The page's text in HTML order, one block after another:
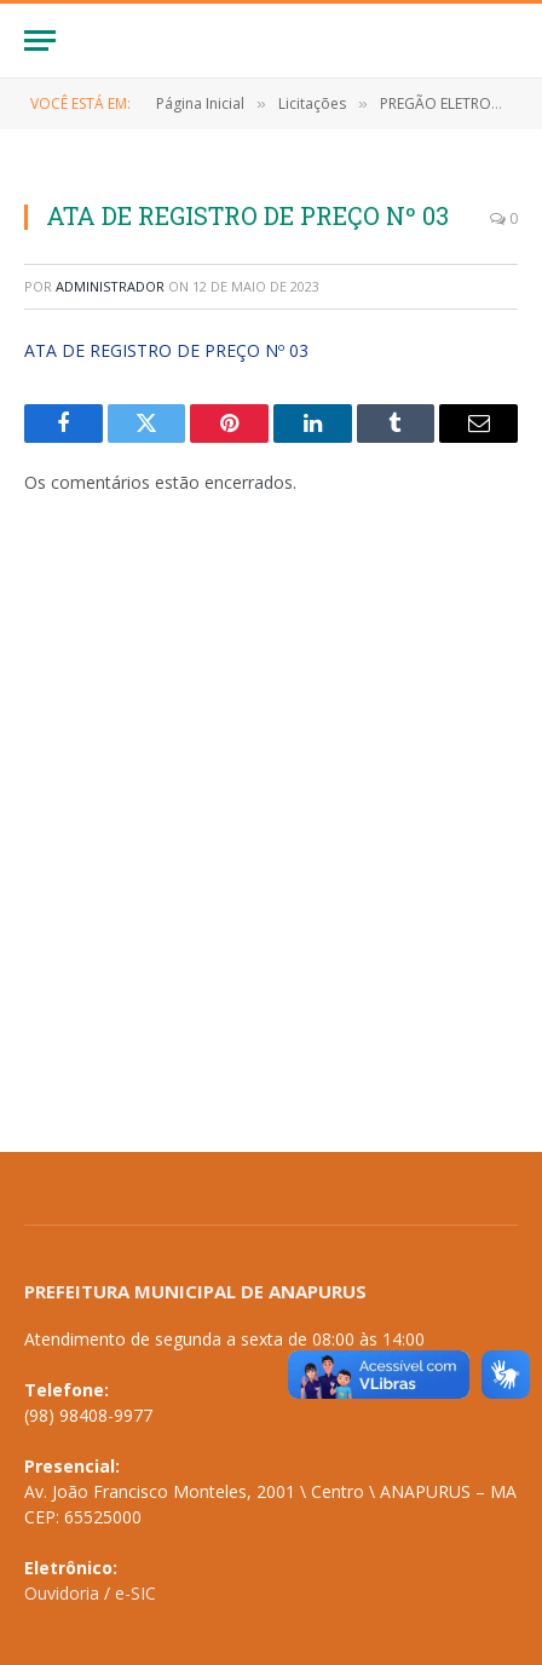
VOCÊ ESTÁ EM: Página Inicial » Licitações » PREGÃO ELETRONICO Nº 038/2022 (CONTRATAÇÃO DE EMPRESA ESPECIALIZADA PARA O FORNECIMENTO DE MATERIAIS DE LIMPEZA E HIGIENE PESSOAL PARA ATENDER AS NECESSIDADES, DA SECRETARIA MUNICIPAL DE EDUCAÇÃO DO MUNICÍPIO DE ANAPURUS/MA)
ATA DE REGISTRO DE PREÇO Nº 03 0
POR ADMINISTRADOR ON 12 DE MAIO DE 2023
ATA DE REGISTRO DE PREÇO Nº 03
FacebookTwitter Pinterest LinkedInTumblr
E-
Os comentários estão encerrados.
PREFEITURA MUNICIPAL DE ANAPURUS
Atendimento de segunda a sexta de 08:00 às 14:00
Telefone:
(98) 98408-9977
Presencial:
Av. João Francisco Monteles, 2001 \ Centro \ ANAPURUS – MA
CEP: 65525000
Eletrônico:
Ouvidoria / e-SIC